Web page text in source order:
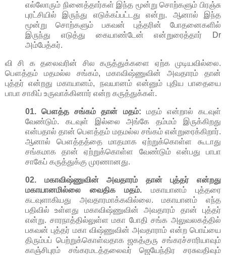
எல்லோரும் நினைத்தார்கள் இந்த மூன்று சொற்களும் பிரஞ்சு
புரட்சியில் இருந்து எடுக்கப்பட்டது என்று. ஆனால் இந்த
மூன்று சொற்களும் பகவன் புத்தரின் போதனைகளில்
இருந்து எடுத்து கையாண்டேன் என்றுரைத்தார் Dr
அம்பேத்கர்.
வி சி க தலைவரின் சில கருத்துக்களை ஏற்க முடியவில்லை.
பௌத்தம் மதமல்ல சங்கம், மகாவிஷ்ணுவின்
அவதாரம்
தான்
புத்தர் என்றது
மகாயானம், நவயானம் என்னும் புதிய பாதையை
பாபா சாகிப் உருவாக்கினார் என்ற கருத்துக்கள்.
01. பௌத்த சங்கம் தான் மதம்: மதம் என்றால்
கடவுள்
வேண்டும். கடவுள் இல்லை அங்கே தம்மம்
இருக்கிறது
என்பதால் தான் பௌத்தம் மதமல்ல சங்கம் என்றுரைக்கிறார்.
ஆனால்
பௌத்தத்தை மாதமாக ஏற்றுக்கொள்ள கூடாது
சங்கமாக தான் ஏற்றுக்கொள்ள வேண்டும் என்பது பாபா
சாகேப் கருத்துக்கு முரணானது.
02. மகாவிஷ்ணுவின் அவதாரம் தான் புத்தர்
என்றது
மகாயானமில்லை
வைதிக மதம்.
மகாயானம் புத்தரை
கடவுளாகியது அவதாரமாக்கவில்லை. மகாயானம்
எந்த
பதிவில்
உள்ளது மகாவிஷ்ணுவின் அவதாரம் தான்
புத்தர்
என்று. சாரநாத்தில்லுள்ள மகா போதி சங்க அலுவலகத்தில்
பகவன் புத்தர் மகா விஷ்ணுவின் அவதாராம் என்ற பொய்யை
திரும்பப் பெற்றுக்கொள்வதாக ஜகத்குரு சங்கரச்சாரியாவும்
காஞ்சிபுரம்
சங்கரமடத்தலைவர் ஜெயேந்திர
சரசுவதிவும்